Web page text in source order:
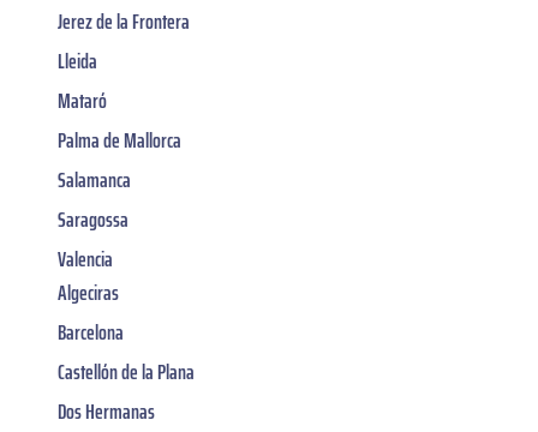
Jerez de la Frontera
Lleida
Mataró
Palma de Mallorca
Salamanca
Saragossa
Valencia
Algeciras
Barcelona
Castellón de la Plana
Dos Hermanas